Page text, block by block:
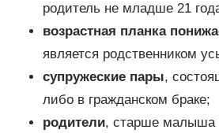
родитель не младше 21
возрастная планка
является родственником
супружеские пары,
либо в гражданском браке;
родители, старше малыша